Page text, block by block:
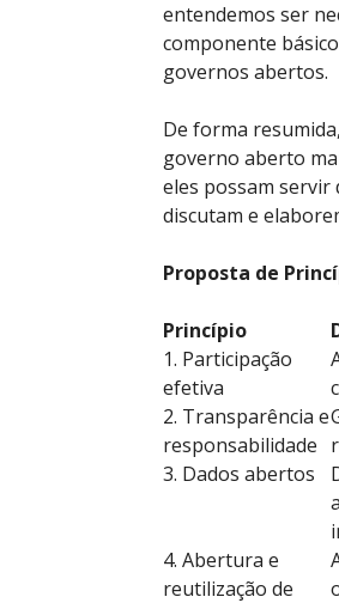
entendemos ser
componente
governos abertos.
De forma
governo aberto
eles possam servir
discutam e
Proposta de
Princípio
1. Participação
efetiva
2. Transparência e
responsabilidade
3. Dados abertos
4. Abertura e
reutilização de